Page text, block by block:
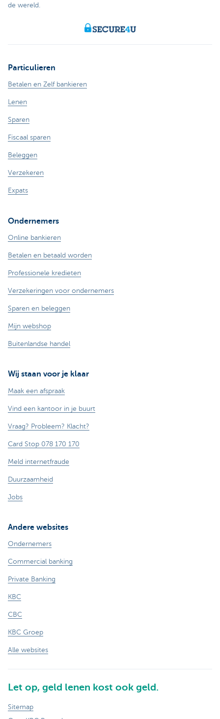
de wereld.
Particulieren
Betalen en Zelf bankieren
Lenen
Sparen
Fiscaal sparen
Beleggen
Verzekeren
Expats
Ondernemers
Online bankieren
Betalen en betaald worden
Professionele kredieten
Verzekeringen voor ondernemers
Sparen en beleggen
Mijn webshop
Buitenlandse handel
Wij staan voor je klaar
Maak een afspraak
Vind een kantoor in je buurt
Vraag? Probleem? Klacht?
Card Stop 078 170 170
Meld internetfraude
Duurzaamheid
Jobs
Andere websites
Ondernemers
Commercial banking
Private Banking
KBC
CBC
KBC Groep
Alle websites
Let op, geld lenen kost ook geld.
Sitemap